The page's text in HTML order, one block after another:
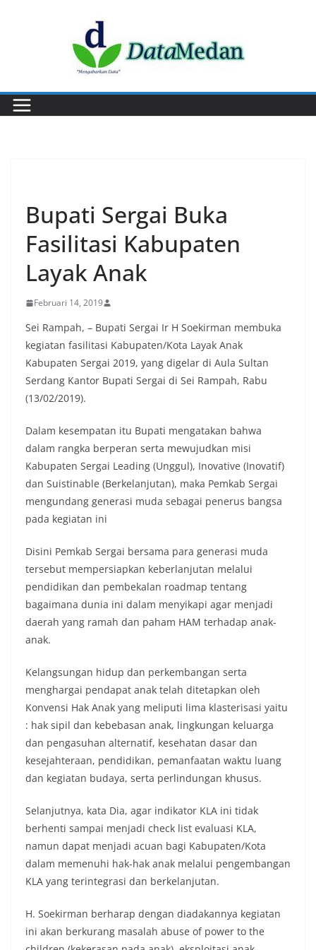
Bupati Sergai Buka
Fasilitasi Kabupaten
Layak Anak
Februari 14, 2019
Sei Rampah, – Bupati Sergai Ir H Soekirman membuka
kegiatan fasilitasi Kabupaten/Kota Layak Anak
Kabupaten Sergai 2019, yang digelar di Aula Sultan
Serdang Kantor Bupati Sergai di Sei Rampah, Rabu
(13/02/2019).
Dalam kesempatan itu Bupati mengatakan bahwa
dalam rangka berperan serta mewujudkan misi
Kabupaten Sergai Leading (Unggul), Inovative (Inovatif)
dan Suistinable (Berkelanjutan), maka Pemkab Sergai
mengundang generasi muda sebagai penerus bangsa
pada kegiatan ini
Disini Pemkab Sergai bersama para generasi muda
tersebut mempersiapkan keberlanjutan melalui
pendidikan dan pembekalan roadmap tentang
bagaimana dunia ini dalam menyikapi agar menjadi
daerah yang ramah dan paham HAM terhadap anak-
anak.
Kelangsungan hidup dan perkembangan serta
menghargai pendapat anak telah ditetapkan oleh
Konvensi Hak Anak yang meliputi lima klasterisasi yaitu
: hak sipil dan kebebasan anak, lingkungan keluarga
dan pengasuhan alternatif, kesehatan dasar dan
kesejahteraan, pendidikan, pemanfaatan waktu luang
dan kegiatan budaya, serta perlindungan khusus.
Selanjutnya, kata Dia, agar indikator KLA ini tidak
berhenti sampai menjadi check list evaluasi KLA,
namun dapat menjadi acuan bagi Kabupaten/Kota
dalam memenuhi hak-hak anak melalui pengembangan
KLA yang terintegrasi dan berkelanjutan.
H. Soekirman berharap dengan diadakannya kegiatan
ini akan berkurang masalah abuse of power to the